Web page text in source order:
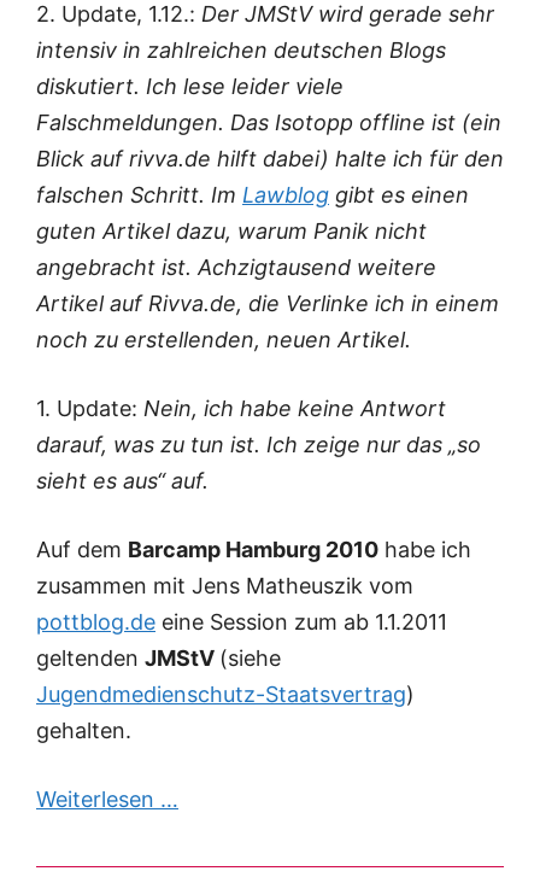
2. Update, 1.12.: Der JMStV wird gerade sehr
intensiv in zahlreichen deutschen Blogs
diskutiert. Ich lese leider viele
Falschmeldungen. Das Isotopp offline ist (ein
Blick auf rivva.de hilft dabei) halte ich für den
falschen Schritt. Im Lawblog gibt es einen
guten Artikel dazu, warum Panik nicht
angebracht ist. Achzigtausend weitere
Artikel auf Rivva.de, die Verlinke ich in einem
noch zu erstellenden, neuen Artikel.
1. Update: Nein, ich habe keine Antwort
darauf, was zu tun ist. Ich zeige nur das „so
sieht es aus“ auf.
Auf dem Barcamp Hamburg 2010 habe ich
zusammen mit Jens Matheuszik vom
pottblog.de eine Session zum ab 1.1.2011
geltenden JMStV (siehe
Jugendmedienschutz-Staatsvertrag)
gehalten.
Weiterlesen …